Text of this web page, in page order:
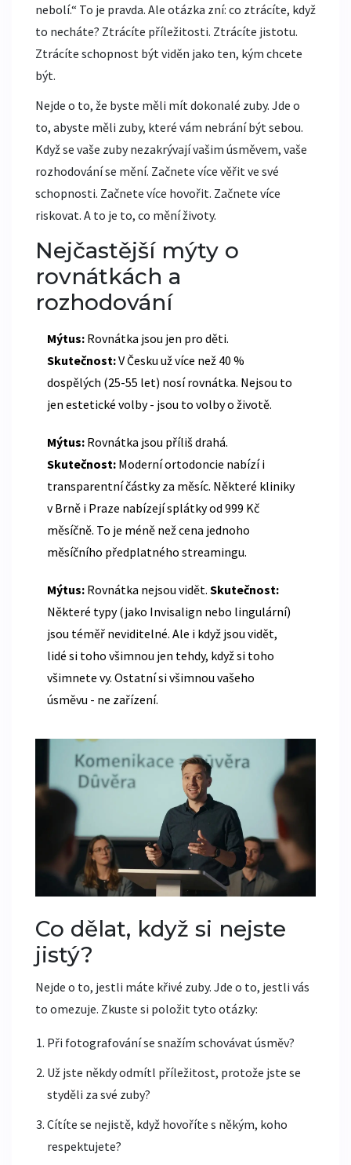
nebolí.“ To je pravda. Ale otázka zní: co ztrácíte, když
to necháte? Ztrácíte příležitosti. Ztrácíte jistotu.
Ztrácíte schopnost být viděn jako ten, kým chcete
být.
Nejde o to, že byste měli mít dokonalé zuby. Jde o
to, abyste měli zuby, které vám nebrání být sebou.
Když se vaše zuby nezakrývají vašim úsměvem, vaše
rozhodování se mění. Začnete více věřit ve své
schopnosti. Začnete více hovořit. Začnete více
riskovat. A to je to, co mění životy.
Nejčastější mýty o
rovnátkách a
rozhodování
Mýtus: Rovnátka jsou jen pro děti.
Skutečnost:V Česku už více než 40 %
dospělých (25-55 let) nosí rovnátka. Nejsou to
jen estetické volby - jsou to volby o životě.
Mýtus: Rovnátka jsou příliš drahá.
Skutečnost: Moderní ortodoncie nabízí i
transparentní částky za měsíc. Některé kliniky
v Brně i Praze nabízejí splátky od 999 Kč
měsíčně. To je méně než cena jednoho
měsíčního předplatného streamingu.
Mýtus: Rovnátka nejsou vidět. Skutečnost:
Některé typy (jako Invisalign nebo lingulární)
jsou téměř neviditelné. Ale i když jsou vidět,
lidé si toho všimnou jen tehdy, když si toho
všimnete vy. Ostatní si všimnou vašeho
úsměvu - ne zařízení.
Co dělat, když si nejste
jistý?
Nejde o to, jestli máte křivé zuby. Jde o to, jestli vás
to omezuje. Zkuste si položit tyto otázky:
Při fotografování se snažím schovávat úsměv?
Už jste někdy odmítl příležitost, protože jste se
styděli za své zuby?
Cítíte se nejistě, když hovoříte s někým, koho
respektujete?